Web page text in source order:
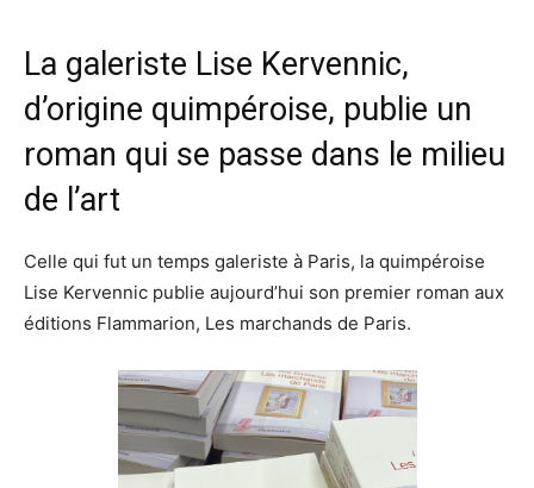
La galeriste Lise Kervennic,
d’origine quimpéroise, publie un
roman qui se passe dans le milieu
de l’art
Celle qui fut un temps galeriste à Paris, la quimpéroise
Lise Kervennic publie aujourd’hui son premier roman aux
éditions Flammarion, Les marchands de Paris.